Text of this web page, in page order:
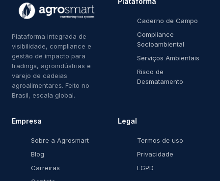
Plataforma integrada de
visibilidade, compliance e
gestão de impacto para
tradings, agroindústrias e
varejo de cadeias
agroalimentares. Feito no
Brasil, escala global.
Caderno de Campo
Compliance
Socioambiental
Serviços Ambientais
Risco de
Desmatamento
Empresa
Sobre a Agrosmart
Blog
Carreiras
Legal
Termos de uso
Privacidade
LGPD